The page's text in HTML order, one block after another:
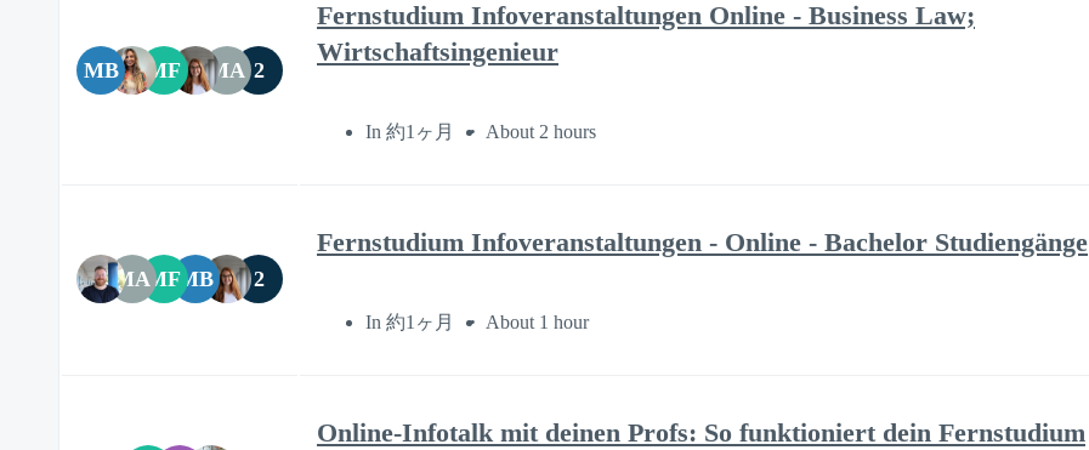
MB MF MA 2
Fernstudium Infoveranstaltungen Online - Business Law;
Wirtschaftsingenieur
In 約1ヶ月 About 2 hours
MAMFMB 2
Fernstudium Infoveranstaltungen - Online - Bachelor Studiengänge
In 約1ヶ月 About 1 hour
Online-Infotalk mit deinen Profs: So funktioniert dein Fernstudium